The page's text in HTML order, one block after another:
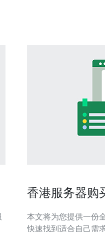
香港服务器购
本文将为您提供一份
快速找到适合自己需